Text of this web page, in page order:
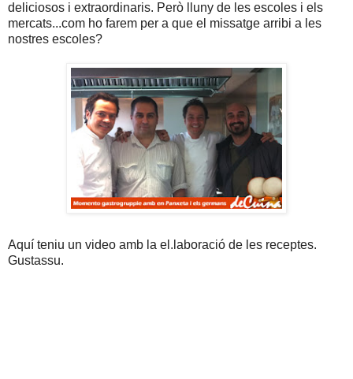
deliciosos i extraordinaris. Però lluny de les escoles i els
mercats...com ho farem per a que el missatge arribi a les
nostres escoles?
Aquí teniu un video amb la el.laboració de les receptes.
Gustassu.